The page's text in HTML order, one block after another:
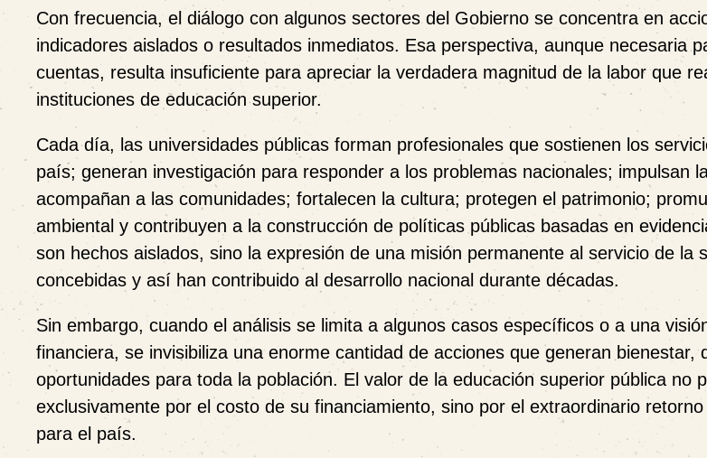
Con frecuencia, el diálogo con algunos sectores del Gobierno se concentra en
indicadores aislados o resultados inmediatos. Esa perspectiva, aunque necesaria
cuentas, resulta insuficiente para apreciar la verdadera magnitud de la labor que
instituciones de educación superior.
Cada día, las universidades públicas forman profesionales que sostienen los
país; generan investigación para responder a los problemas nacionales; impulsan
acompañan a las comunidades; fortalecen la cultura; protegen el patrimonio;
ambiental y contribuyen a la construcción de políticas públicas basadas en
son hechos aislados, sino la expresión de una misión permanente al servicio de la
concebidas y así han contribuido al desarrollo nacional durante décadas.
Sin embargo, cuando el análisis se limita a algunos casos específicos o a una
financiera, se invisibiliza una enorme cantidad de acciones que generan bienestar,
oportunidades para toda la población. El valor de la educación superior pública no
exclusivamente por el costo de su financiamiento, sino por el extraordinario
para el país.